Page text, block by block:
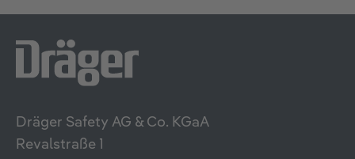
Dräger Safety AG & Co. KGaA
Revalstraße 1